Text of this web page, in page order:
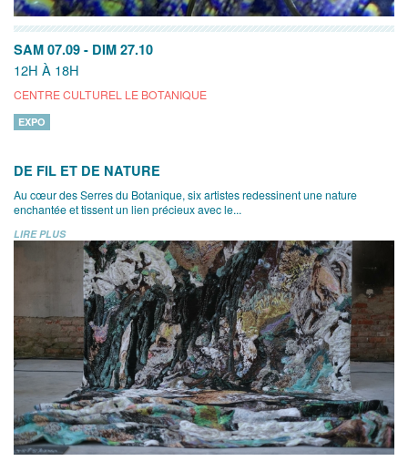
SAM 07.09 - DIM 27.10
12H À 18H
CENTRE CULTUREL LE BOTANIQUE
EXPO
DE FIL ET DE NATURE
Au cœur des Serres du Botanique, six artistes redessinent une nature
enchantée et tissent un lien précieux avec le...
LIRE PLUS